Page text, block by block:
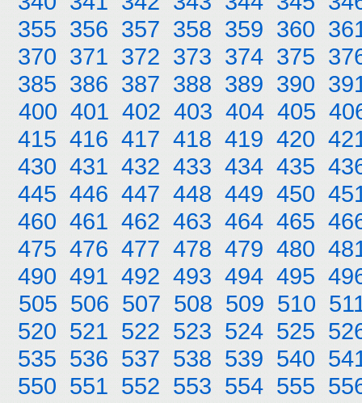
355 356 357 358 359 360
370 371 372 373 374 375
385 386 387 388 389 390
400 401 402 403 404 405
415 416 417 418 419 420
430 431 432 433 434 435
445 446 447 448 449 450
460 461 462 463 464 465
475 476 477 478 479 480
490 491 492 493 494 495
505 506 507 508 509 510
520 521 522 523 524 525
535 536 537 538 539 540
550 551 552 553 554 555